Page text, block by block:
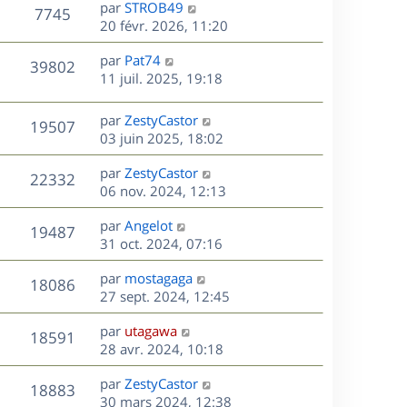
s
n
i
e
r
m
e
s
s
a
g
e
7745V
u
e
D
e
r
n
i
e
r
m
e
s
s
a
g
e
par STROB49
20 févr. 2026, 11:20
39802V
u
e
D
e
n
i
e
r
m
e
s
s
a
g
e
par Pat74
11 juil. 2025, 19:18
19507V
u
e
s
D
e
r
n
i
e
r
m
e
s
s
a
g
e
par ZestyCastor
03 juin 2025, 18:02
22332V
u
D
e
r
n
i
e
r
m
e
s
s
a
g
par ZestyCastor
06 nov. 2024, 12:13
19487V
u
e
D
e
r
n
i
e
r
m
e
s
par Angelot
31 oct. 2024, 07:16
18086V
u
s
D
e
r
n
i
e
r
par mostagaga
27 sept. 2024, 12:45
18591
u
e
D
e
r
n
i
par utagawa
28 avr. 2024, 10:18
18883V
D
e
par ZestyCastor
30 mars 2024, 12:38